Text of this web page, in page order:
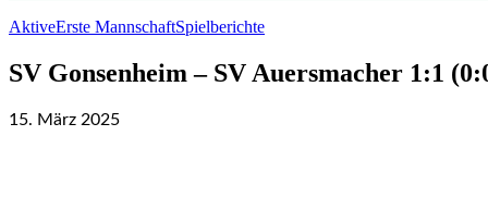
AktiveErste MannschaftSpielberichte
SV Gonsenheim – SV Auersmacher 1:1
15. März 2025